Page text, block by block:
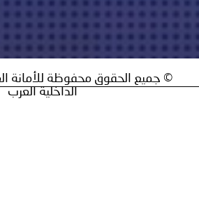
محفوظة للأمانة العامة لمجلس وزراء